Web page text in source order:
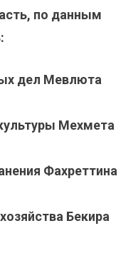
по данным
дел Мевлюта
Мехмета
Фахреттина
Бекира